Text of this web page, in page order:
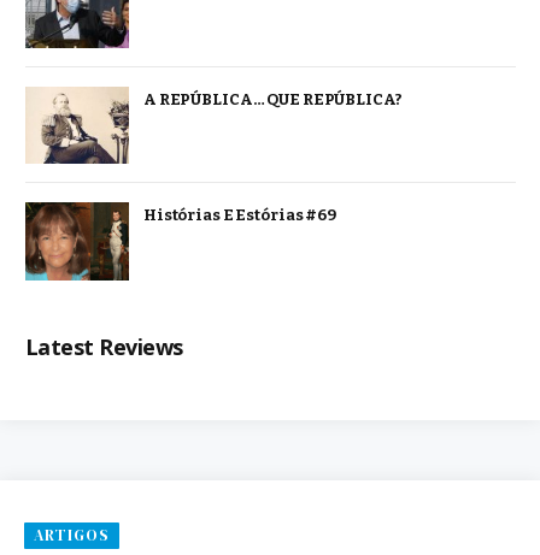
A REPÚBLICA… QUE REPÚBLICA?
Histórias E Estórias #69
Latest Reviews
ARTIGOS